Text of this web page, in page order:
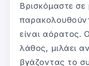
Βρισκόμαστε
είναι αόρατος.
λάθος, μιλάει
βγάζοντας το